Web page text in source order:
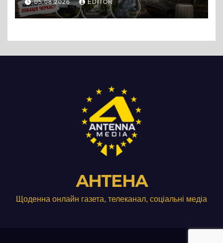
05.08.2026 EDITOR
АНТЕНА
Щоденна онлайн газета, телеканал, соціальні медіа